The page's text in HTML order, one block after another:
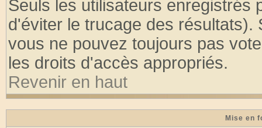
Seuls les utilisateurs enregistrés
d'éviter le trucage des
vous ne pouvez toujours pas
les droits d'accès appropriés.
Revenir en haut
Mise en